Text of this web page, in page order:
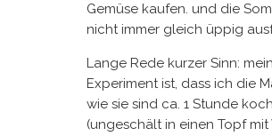
Gemüse kaufen. und die
nicht immer gleich üppig
Lange Rede kurzer Sinn:
Experiment ist, dass ich die
wie sie sind ca. 1 Stunde
(ungeschält in einen Topf mit